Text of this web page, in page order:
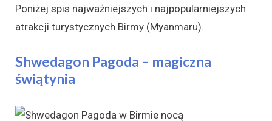
Poniżej spis najważniejszych i najpopularniejszych
atrakcji turystycznych Birmy (Myanmaru).
Shwedagon Pagoda – magiczna
świątynia